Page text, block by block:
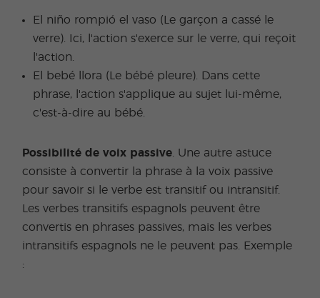
El niño rompió el vaso (Le garçon a cassé le
verre). Ici, l'action s'exerce sur le verre, qui reçoit
l'action.
El bebé llora (Le bébé pleure). Dans cette
phrase, l'action s'applique au sujet lui-même,
c'est-à-dire au bébé.
Possibilité de voix passive . Une autre astuce
consiste à convertir la phrase à la voix passive
pour savoir si le verbe est transitif ou intransitif.
Les verbes transitifs espagnols peuvent être
convertis en phrases passives, mais les verbes
intransitifs espagnols ne le peuvent pas. Exemple
: